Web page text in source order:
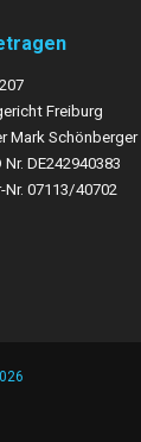
Freiburg
Mark Schönberger
Nr. DE242940383
Nr. 07113/40702